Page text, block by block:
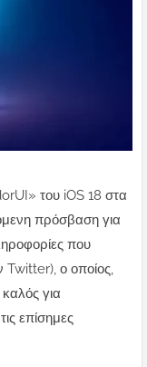
του iOS 18 στα
πρόσβαση για
που
Twitter), ο οποίος,
καλός για
επίσημες